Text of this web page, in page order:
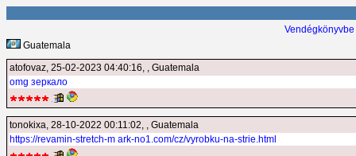
Guatemala
atofovaz, 25-02-2023 04:40:16, , Guatemala
omg зеркало
tonokixa, 28-10-2022 00:11:02, , Guatemala
https://revamin-stretch-m ark-no1.com/cz/vyrobku-na-strie.html